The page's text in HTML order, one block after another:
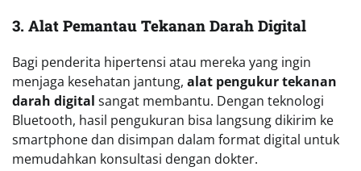
3. Alat Pemantau Tekanan Darah Digital
Bagi penderita hipertensi atau mereka yang ingin
menjaga kesehatan jantung, alat pengukur tekanan
darah digital sangat membantu. Dengan teknologi
Bluetooth, hasil pengukuran bisa langsung dikirim ke
smartphone dan disimpan dalam format digital untuk
memudahkan konsultasi dengan dokter.